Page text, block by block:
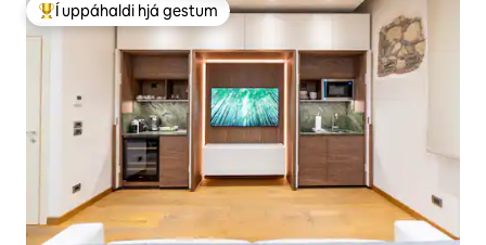
Í mestu uppáhaldi hjá gestum
Í uppáhaldi hjá gestum